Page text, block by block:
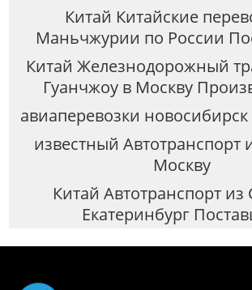
Китай Китайские
Маньчжурии по России
Китай Железнодорожный
Гуанчжоу в Москву
авиаперевозки новосибирск
известный Автотранспорт
Москву
Китай Автотранспорт из
Екатеринбург